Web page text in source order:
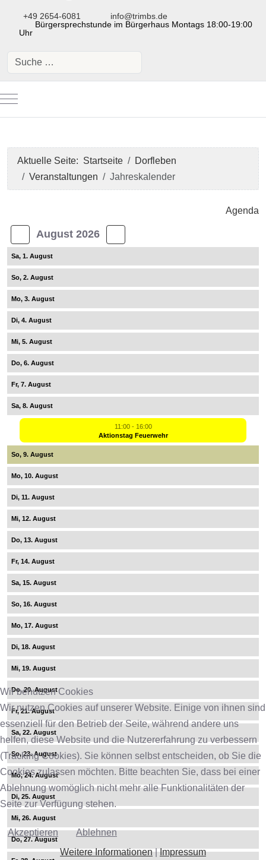
+49 2654-6081
info@trimbs.de
Bürgersprechstunde im Bürgerhaus Montags 18:00-19:00
Uhr
Suchen
Mobile Menu Toggle
Aktuelle Seite: Startseite
Dorfleben
Veranstaltungen
Jahreskalender
Download PDF
Agenda
August 2026
1
2
3
4
5
6
7
8
11:00 - 16:00
Aktionstag Feuerwehr
9
10
11
12
13
14
15
16
17
18
19
20
21
22
23
24
25
26
27
Wir benutzen Cookies
Wir nutzen Cookies auf unserer Website. Einige von ihnen sind
essenziell für den Betrieb der Seite, während andere uns
helfen, diese Website und die Nutzererfahrung zu verbessern
(Tracking Cookies). Sie können selbst entscheiden, ob Sie die
Cookies zulassen möchten. Bitte beachten Sie, dass bei einer
Ablehnung womöglich nicht mehr alle Funktionalitäten der
Seite zur Verfügung stehen.
Akzeptieren
Ablehnen
Weitere Informationen|Impressum